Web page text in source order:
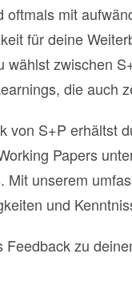
oftmals mit
für deine
wählst zwischen
die auch
von S+P erhältst
Papers
Mit unserem
und
Feedback zu